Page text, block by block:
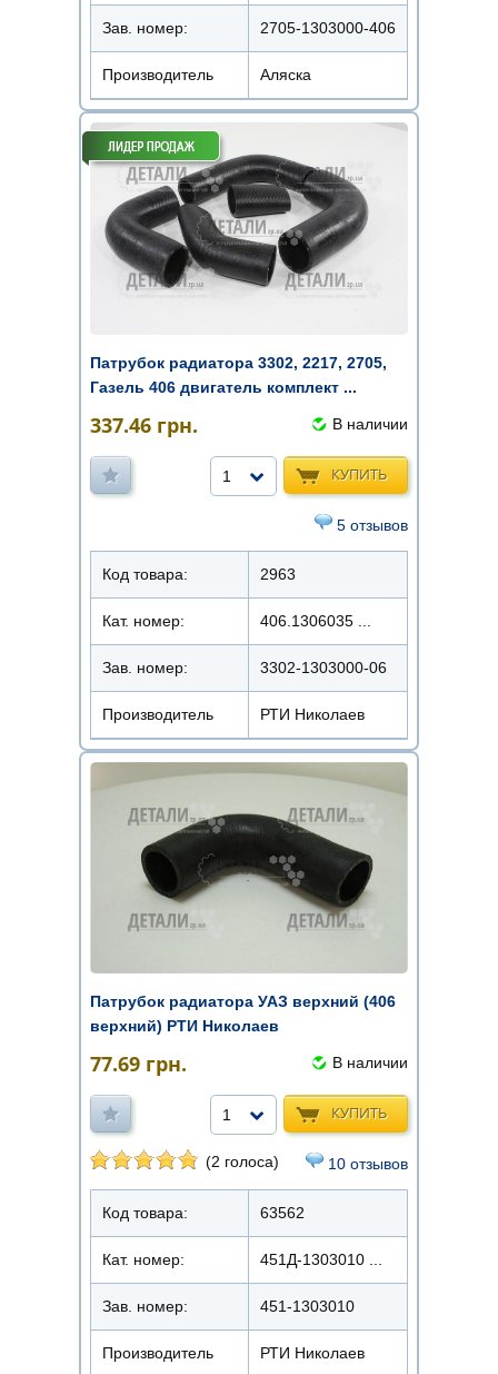
Зав. номер: 2705-1303000-406
Производитель Аляска
Патрубок радиатора 3302, 2217, 2705,
Газель 406 двигатель комплект ...
337.46 грн. В наличии
КУПИТЬ
1
5 отзывов
Код товара: 2963
Кат. номер: 406.1306035 ...
Зав. номер: 3302-1303000-06
Производитель РТИ Николаев
Патрубок радиатора УАЗ верхний (406
верхний) РТИ Николаев
77.69 грн. В наличии
КУПИТЬ
1
(2 голоса) 10 отзывов
Код товара: 63562
Кат. номер: 451Д-1303010 ...
Зав. номер: 451-1303010
Производитель РТИ Николаев